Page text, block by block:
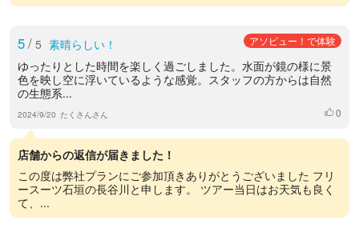
5/ 5 素晴らしい！ アソビュー！で体験
ゆったりとした時間を楽しく過ごしました。水面が鏡の様に景
色を映し空に浮いているような感覚。スタッフの方からは自然
の生態系...
2024/9/20 たくさんさん いいね
0
店舗からの返信が届きました！
この度は弊社プランにご参加頂きありがとうございました フリ
ースーツ石垣の長谷川と申します。 ツアー当日はお天気も良く
て、...